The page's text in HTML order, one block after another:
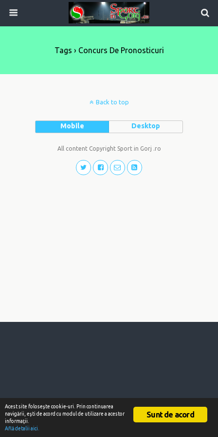
Tags › Concurs De Pronosticuri
Back to top
Mobile Desktop
All content Copyright Sport in Gorj .ro
Sunt de acord
Acest site foloseşte cookie-uri. Prin continuarea
navigării, eşti de acord cu modul de utilizare a acestor
informaţii.
Află detalii aici.